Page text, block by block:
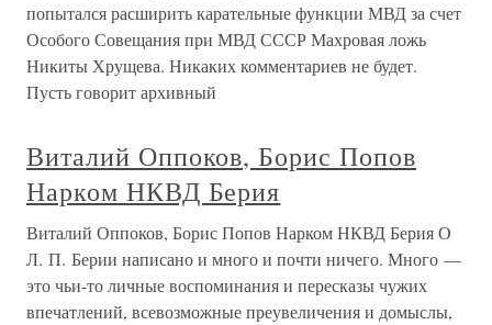
попытался расширить карательные функции МВД за счет
Особого Совещания при МВД СССР Махровая ложь
Никиты Хрущева. Никаких комментариев не будет.
Пусть говорит архивный
Виталий Оппоков, Борис Попов
Нарком НКВД Берия
Виталий Оппоков, Борис Попов Нарком НКВД Берия О
Л. П. Берии написано и много и почти ничего. Много —
это чьи-то личные воспоминания и пересказы чужих
впечатлений, всевозможные преувеличения и домыслы,